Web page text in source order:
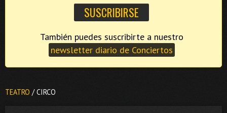
newsletter diario de Conciertos
TEATRO / CIRCO